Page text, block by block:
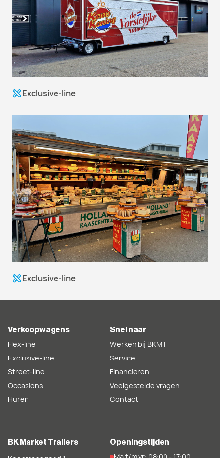
Exclusive-line
Exclusive-line
BK Market Trailers
Verkoopwagens
Flex-line
Exclusive-line
Street-line
Occasions
Huren
Snel naar
Werken bij BKMT
Service
Financieren
Veelgestelde vragen
Contact
Openingstijden